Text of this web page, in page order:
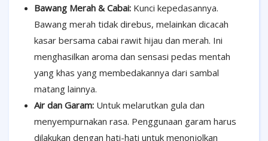
Bawang Merah & Cabai: Kunci kepedasannya.
Bawang merah tidak direbus, melainkan dicacah
kasar bersama cabai rawit hijau dan merah. Ini
menghasilkan aroma dan sensasi pedas mentah
yang khas yang membedakannya dari sambal
matang lainnya.
Air dan Garam: Untuk melarutkan gula dan
menyempurnakan rasa. Penggunaan garam harus
dilakukan dengan hati-hati untuk menonjolkan